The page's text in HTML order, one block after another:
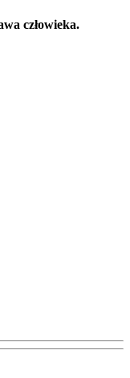
człowieka.